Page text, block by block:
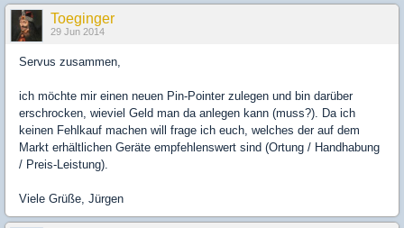
Toeginger
29 Jun 2014
Servus zusammen,
ich möchte mir einen neuen Pin-Pointer zulegen und bin darüber
erschrocken, wieviel Geld man da anlegen kann (muss?). Da ich
keinen Fehlkauf machen will frage ich euch, welches der auf dem
Markt erhältlichen Geräte empfehlenswert sind (Ortung / Handhabung
/ Preis-Leistung).
Viele Grüße, Jürgen